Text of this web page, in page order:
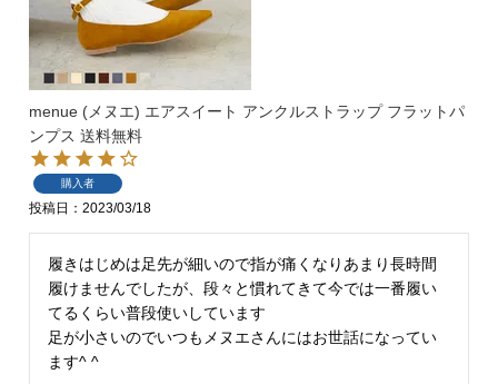
サンダル
シューズケア
セール会場
ブランドから選ぶ
menue -メヌエ- mooimooi -モーイモーイ-
tutumo -つつも-
menue (メヌエ) エアスイート アンクルストラップ フラットパ
ンプス 送料無料
購入者
投稿日 2023/03/18
履きはじめは足先が細いので指が痛くなりあまり長時間
履けませんでしたが、段々と慣れてきて今では一番履い
てるくらい普段使いしています
足が小さいのでいつもメヌエさんにはお世話になってい
ます^ ^